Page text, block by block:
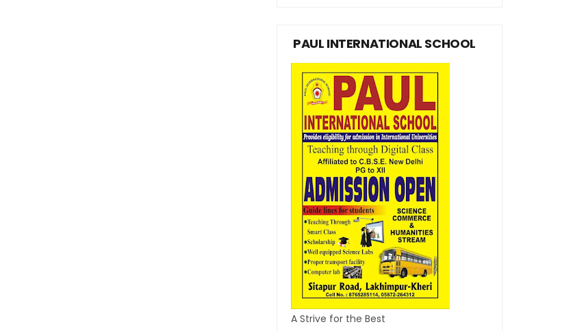
PAUL INTERNATIONAL SCHOOL
A Strive for the Best